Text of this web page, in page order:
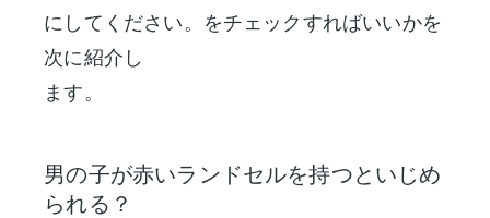
にしてください。をチェックすればいいかを
次に紹介し
ます。
男の子が赤いランドセルを持つといじめ
られる？